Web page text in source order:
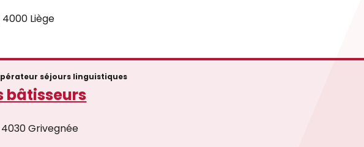
4000 Liège
séjours linguistiques
bâtisseurs
Grivegnée